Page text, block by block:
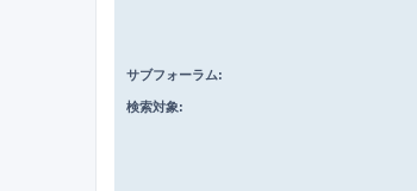
サブフォーラム:
検索対象: